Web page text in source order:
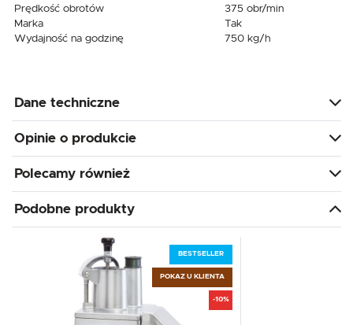
Prędkość obrotów
375 obr/min
Marka
Tak
Wydajność na godzinę
750 kg/h
Dane techniczne
Opinie o produkcie
Polecamy również
Podobne produkty
BESTSELLER
POKAZ U KLIENTA
-10%